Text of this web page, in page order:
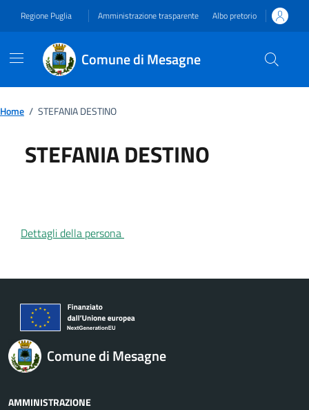
Regione Puglia Amministrazione trasparente Albo pretorio
Comune di Mesagne
Home / STEFANIA DESTINO
STEFANIA DESTINO
Dettagli della persona
Comune di Mesagne
AMMINISTRAZIONE